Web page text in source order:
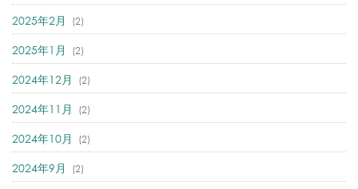
2025年2月 (2)
2025年1月 (2)
2024年12月 (2)
2024年11月 (2)
2024年10月 (2)
2024年9月 (2)